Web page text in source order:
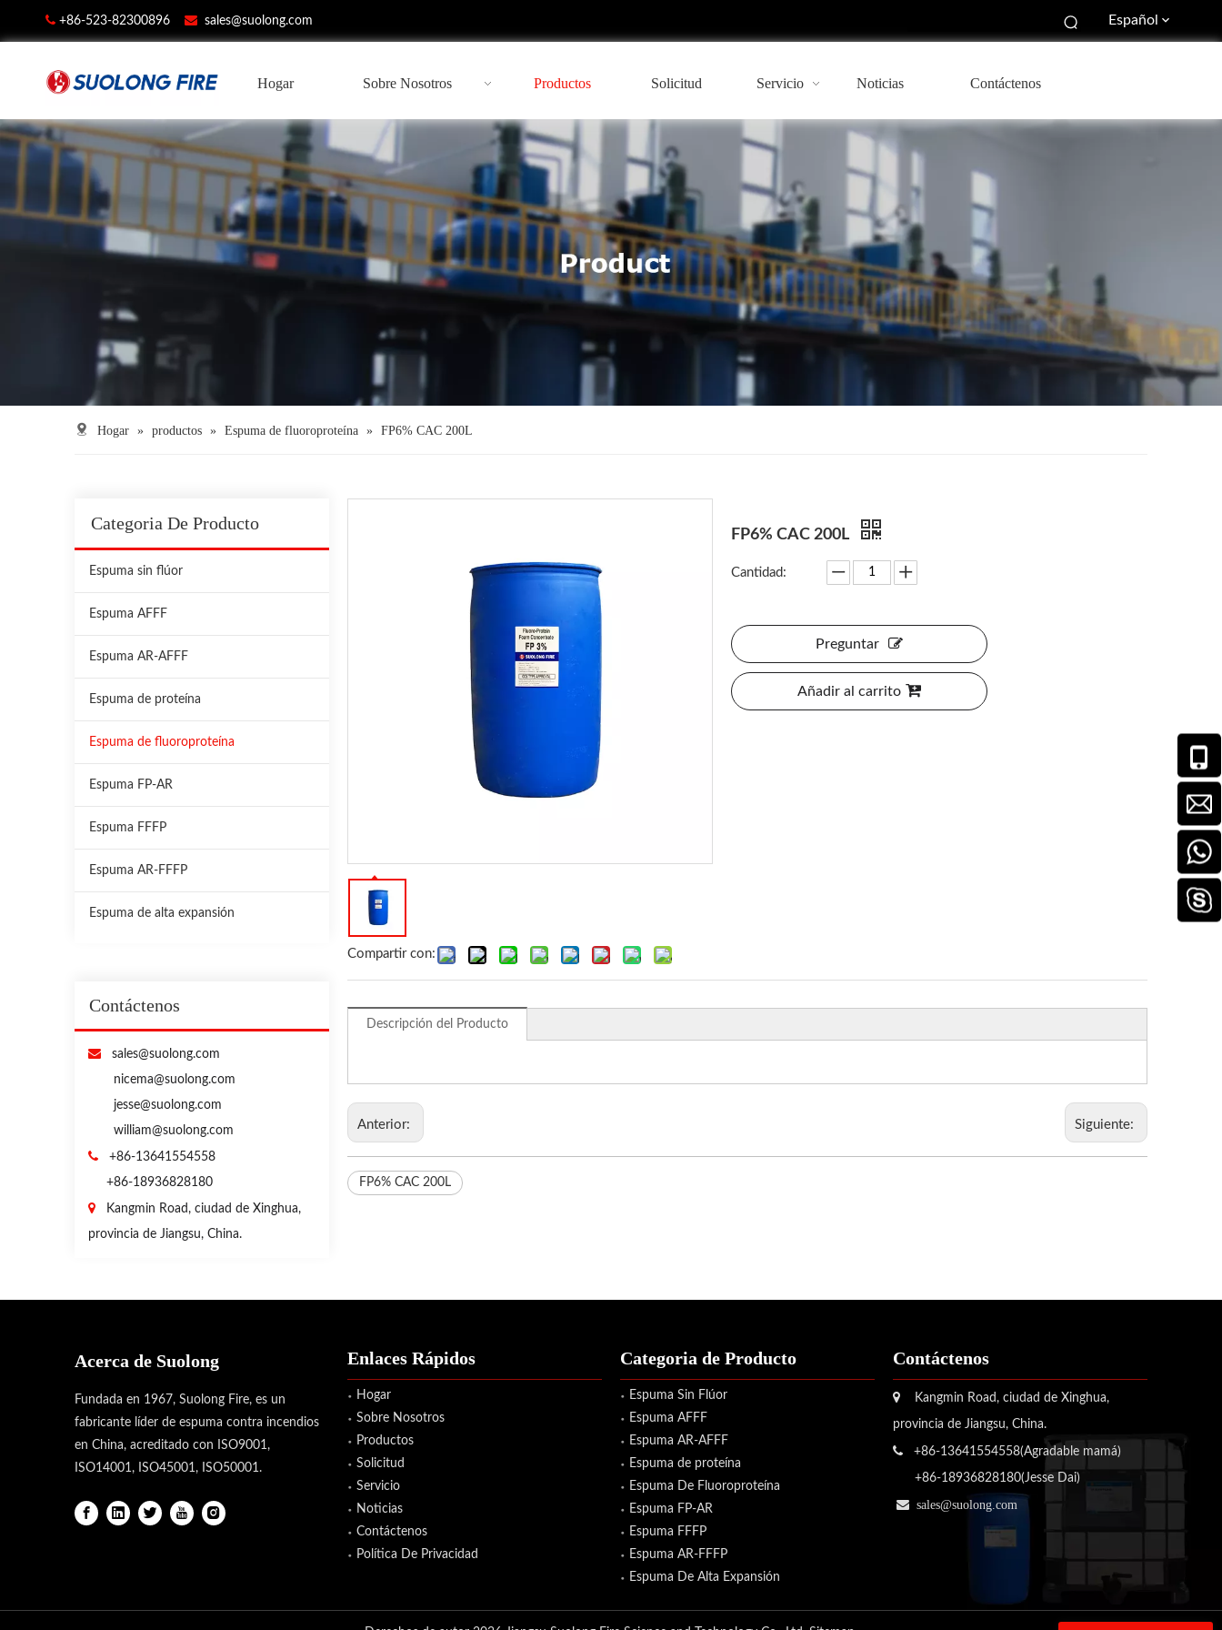
 +86-523-82300896  sales@suolong.com Español
Hogar Sobre Nosotros Productos Solicitud Servicio Noticias Contáctenos
Hogar » productos » Espuma de fluoroproteína » FP6% CAC 200L
Categoria De Producto
Espuma sin flúor
Espuma AFFF
Espuma AR-AFFF
Espuma de proteína
Espuma de fluoroproteína
Espuma FP-AR
Espuma FFFP
Espuma AR-FFFP
Espuma de alta expansión
Contáctenos
 sales@suolong.com
nicema@suolong.com
jesse@suolong.com
william@suolong.com

+86-13641554558
+86-18936828180

Kangmin Road, ciudad de Xinghua,
provincia de Jiangsu, China.
Compartir con:
FP6% CAC 200L
Cantidad:
Preguntar
Añadir al carrito
Descripción del Producto
Anterior: Siguiente:
FP6% CAC 200L
Acerca de Suolong
Fundada en 1967, Suolong Fire, es un
fabricante líder de espuma contra incendios
en China, acreditado con ISO9001,
ISO14001, ISO45001, ISO50001.
Enlaces Rápidos
Hogar
Sobre Nosotros
Productos
Solicitud
Servicio
Noticias
Contáctenos
Política De Privacidad
Categoria de Producto
Espuma Sin Flúor
Espuma AFFF
Espuma AR-AFFF
Espuma de proteína
Espuma De Fluoroproteína
Espuma FP-AR
Espuma FFFP
Espuma AR-FFFP
Espuma De Alta Expansión
Contáctenos
 Kangmin Road, ciudad de Xinghua,
provincia de Jiangsu, China.
 +86-13641554558(Agradable mamá)
+86-18936828180(Jesse Dai)
 sales@suolong.com